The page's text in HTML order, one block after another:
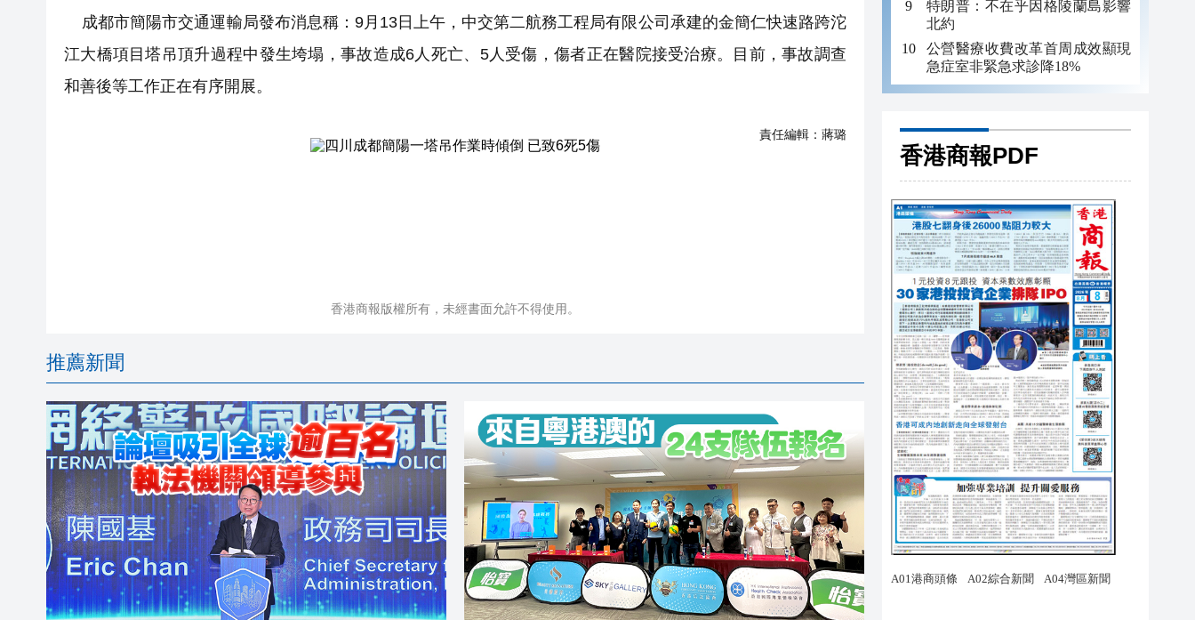
成都市簡陽市交通運輸局發布消息稱：9月13日上午，中交第二航務工程局有限公司承建的金簡仁快速路跨沱
江大橋項目塔吊頂升過程中發生垮塌，事故造成6人死亡、5人受傷，傷者正在醫院接受治療。目前，事故調查
和善後等工作正在有序開展。
責任編輯： 蔣璐
香港商報版權所有，未經書面允許不得使用。
推薦新聞
特朗普：不在乎因格陵蘭島影響
北約
公營醫療收費改革首周成效顯現
急症室非緊急求診降18%
香港商報PDF